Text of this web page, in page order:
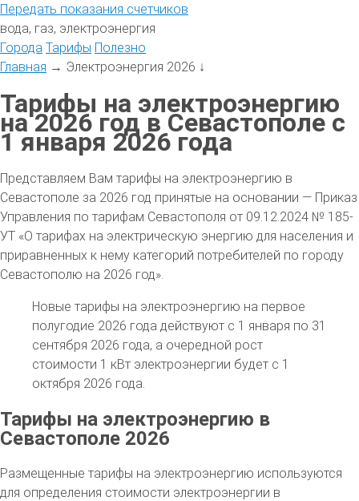
Передать показания счетчиков
вода, газ, электроэнергия
Города Тарифы Полезно
Главная → Электроэнергия 2026 ↓
Тарифы на электроэнергию
на 2026 год в Севастополе с
1 января 2026 года
Представляем Вам тарифы на электроэнергию в
Севастополе за 2026 год принятые на основании — Приказ
Управления по тарифам Севастополя от 09.12.2024 № 185-
УТ «О тарифах на электрическую энергию для населения и
приравненных к нему категорий потребителей по городу
Севастополю на 2026 год».
Новые тарифы на электроэнергию на первое
полугодие 2026 года действуют с 1 января по 31
сентября 2026 года, а очередной рост
стоимости 1 кВт электроэнергии будет с 1
октября 2026 года.
Тарифы на электроэнергию в
Севастополе 2026
Размещенные тарифы на электроэнергию используются
для определения стоимости электроэнергии в